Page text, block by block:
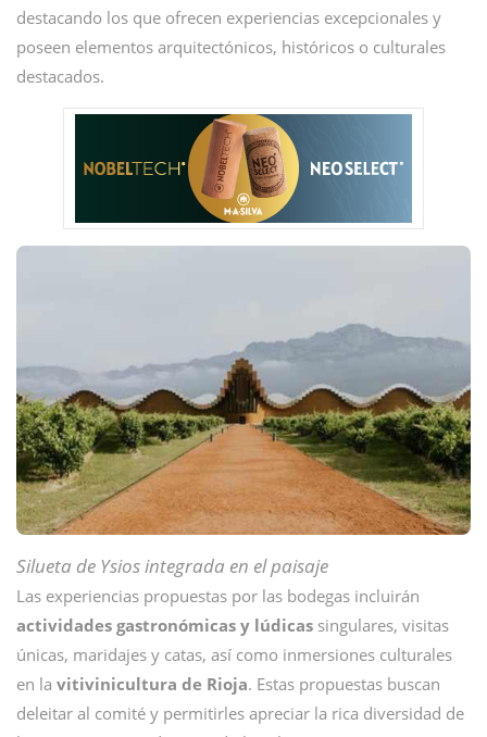
destacando los que ofrecen experiencias excepcionales y
poseen elementos arquitectónicos, históricos o culturales
destacados.
Silueta de Ysiosintegrada en el paisaje
Las experiencias propuestas por las bodegas incluirán
actividades gastronómicas y lúdicas singulares, visitas
únicas, maridajes y catas, así como inmersiones culturales
en la vitivinicultura de Rioja. Estas propuestas buscan
deleitar al comité y permitirles apreciar la rica diversidad de